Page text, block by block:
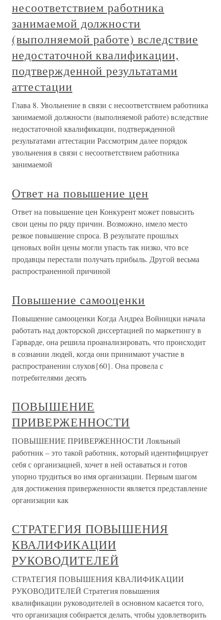
несоответствием работника
занимаемой должности
(выполняемой работе) вследствие
недостаточной квалификации,
подтвержденной результатами
аттестации
Глава 8. Увольнение в связи с несоответствием работника
занимаемой должности (выполняемой работе) вследствие
недостаточной квалификации, подтвержденной
результатами аттестации Рассмотрим далее порядок
увольнения в связи с несоответствием работника
занимаемой
Ответ на повышение цен
Ответ на повышение цен Конкурент может повысить
свои цены по ряду причин. Возможно, имело место
резкое повышение спроса. В результате прошлых
ценовых войн цены могли упасть так низко, что все
продавцы перестали получать прибыль. Другой весьма
распространенной причиной
Повышение самооценки
Повышение самооценки Когда Андреа Войницки начала
работать над докторской диссертацией по маркетингу в
Гарварде, она решила проанализировать, что происходит
в сознании людей, когда они принимают участие в
распространении слухов{60}. Она провела с
потребителями десять
ПОВЫШЕНИЕ
ПРИВЕРЖЕННОСТИ
ПОВЫШЕНИЕ ПРИВЕРЖЕННОСТИ Лояльный
работник – это такой работник, который идентифицирует
себя с организацией, хочет в ней оставаться и готов
упорно трудиться во имя организации. Первым шагом
для достижения приверженности является представление
организации как
СТРАТЕГИЯ ПОВЫШЕНИЯ
КВАЛИФИКАЦИИ
РУКОВОДИТЕЛЕЙ
СТРАТЕГИЯ ПОВЫШЕНИЯ КВАЛИФИКАЦИИ
РУКОВОДИТЕЛЕЙ Стратегия повышения
квалификации руководителей в основном касается того,
что организация собирается делать, чтобы удовлетворить